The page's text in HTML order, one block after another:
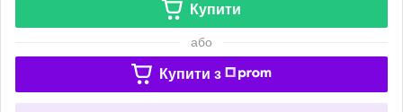
Купити
або
Купити з